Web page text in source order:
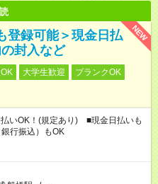
NEW
登録可能＞現金日払
封入など
大学生歓迎
ブランクOK
いOK！(規定あり) ■現金日払いも
行振込）もOK